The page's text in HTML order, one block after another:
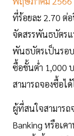
ที่ร้อยละ 2.70 ต่
จัดสรรพันธบัตร
พันธบัตรเป็นรอบ
ซื้อขั้นต่ำ 1,000
สามารถจองซื้อไ
ผู้ที่สนใจสามาร
Banking หรือเค